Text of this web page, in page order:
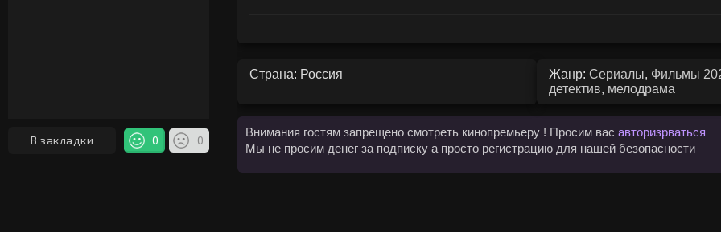
В закладки 0 0
Страна: Россия Жанр:Сериалы, Фильмы
детектив, мелодрама
Внимания гостям запрещено смотреть кинопремьеру ! Просим вас авторизрваться
Мы не просим денег за подписку а просто регистрацию для нашей безопасности